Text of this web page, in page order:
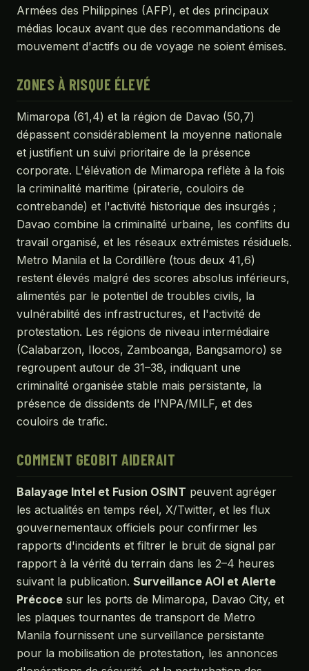
Armées des Philippines (AFP), et des principaux
médias locaux avant que des recommandations de
mouvement d'actifs ou de voyage ne soient émises.
ZONES À RISQUE ÉLEVÉ
Mimaropa (61,4) et la région de Davao (50,7)
dépassent considérablement la moyenne nationale
et justifient un suivi prioritaire de la présence
corporate. L'élévation de Mimaropa reflète à la fois
la criminalité maritime (piraterie, couloirs de
contrebande) et l'activité historique des insurgés ;
Davao combine la criminalité urbaine, les conflits du
travail organisé, et les réseaux extrémistes résiduels.
Metro Manila et la Cordillère (tous deux 41,6)
restent élevés malgré des scores absolus inférieurs,
alimentés par le potentiel de troubles civils, la
vulnérabilité des infrastructures, et l'activité de
protestation. Les régions de niveau intermédiaire
(Calabarzon, Ilocos, Zamboanga, Bangsamoro) se
regroupent autour de 31–38, indiquant une
criminalité organisée stable mais persistante, la
présence de dissidents de l'NPA/MILF, et des
couloirs de trafic.
COMMENT GEOBIT AIDERAIT
Balayage Intel et Fusion OSINT peuvent agréger
les actualités en temps réel, X/Twitter, et les flux
gouvernementaux officiels pour confirmer les
rapports d'incidents et filtrer le bruit de signal par
rapport à la vérité du terrain dans les 2–4 heures
suivant la publication. Surveillance AOI et Alerte
Précoce sur les ports de Mimaropa, Davao City, et
les plaques tournantes de transport de Metro
Manila fournissent une surveillance persistante
pour la mobilisation de protestation, les annonces